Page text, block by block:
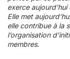
exerce
Elle met
elle contribue à la
l’organisation
membres.